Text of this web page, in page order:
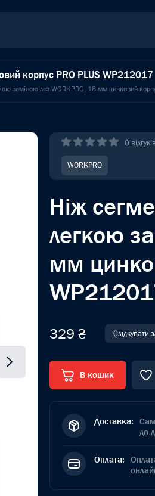
корпус PRO PLUS WP212017
заміною лез WORKPRO, 18 мм цинковий
0 відгуків
WORKPRO
Ніж
легкою
мм
329 ₴ Слідкувати
В кошик
Доставка:
до
Оплата: